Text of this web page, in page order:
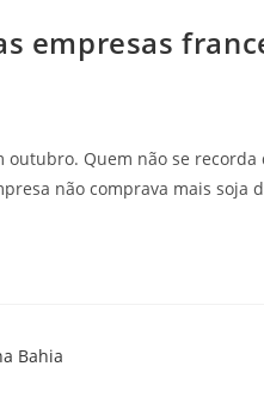
empresas
Quem não se
não comprava mais soja